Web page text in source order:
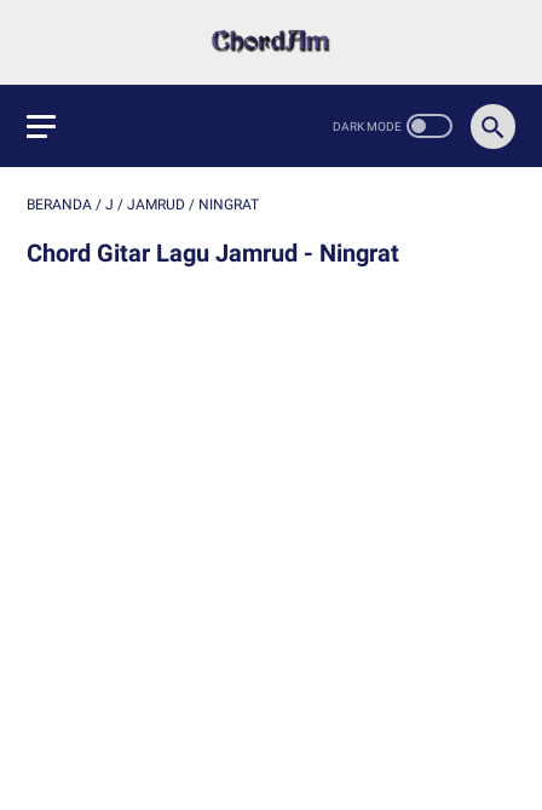
BERANDA / J / JAMRUD / NINGRAT
Chord Gitar Lagu Jamrud - Ningrat